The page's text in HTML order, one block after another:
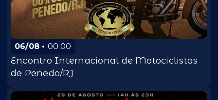
06/08 00:00
Encontro Internacional de Motociclistas
de Penedo/RJ